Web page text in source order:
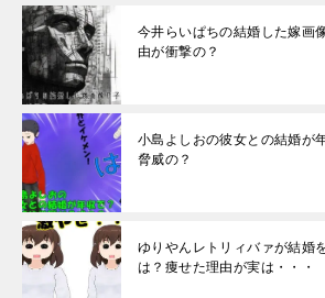
今井らいぱちの結婚した嫁画
由が衝撃の？
小島よしおの彼女との結婚が
脅威の？
ゆりやんレトリィバァが結婚
は？痩せた理由が実は・・・